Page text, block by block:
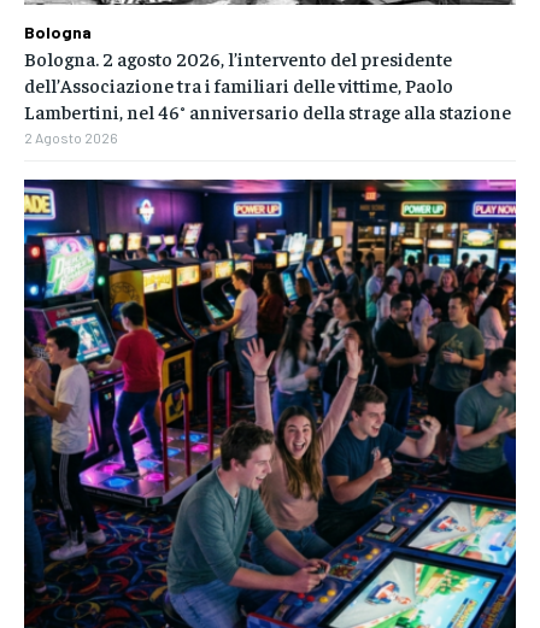
Bologna
Bologna. 2 agosto 2026, l’intervento del presidente
dell’Associazione tra i familiari delle vittime, Paolo
Lambertini, nel 46° anniversario della strage alla stazione
2 Agosto 2026